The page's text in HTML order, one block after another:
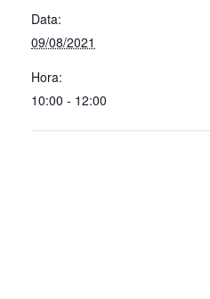
Data:
09/08/2021
Hora:
10:00 - 12:00